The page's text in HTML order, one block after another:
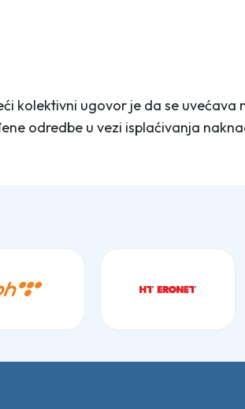
kolektivni ugovor je da se uvećava
odredbe u vezi isplaćivanja